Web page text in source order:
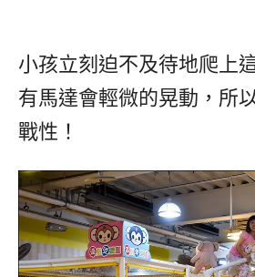
小孩立刻迫不及待地爬上
有馬達會輕微的晃動，所
戰性！